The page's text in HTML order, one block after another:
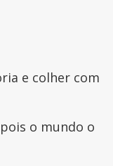
e colher com
o mundo o